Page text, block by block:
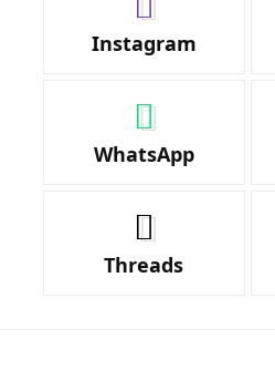
Instagram
WhatsApp
Threads